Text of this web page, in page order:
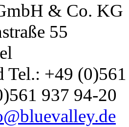
& Co. KG
55
Tel.: +49
937 94-20